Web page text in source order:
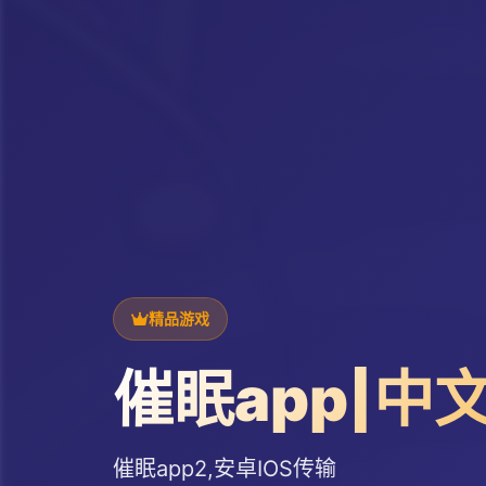
精品游戏
催眠app|中
催眠app2,安卓IOS传输